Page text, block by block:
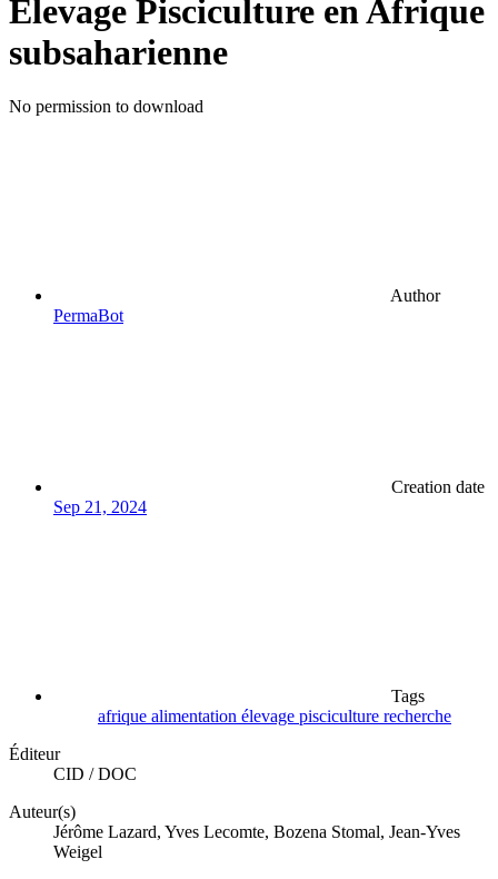
Élevage Pisciculture en Afrique
subsaharienne
No permission to download
Author
PermaBot
Creation date
Sep 21, 2024
Tags
afrique alimentation élevage pisciculture recherche
Éditeur
CID / DOC
Auteur(s)
Jérôme Lazard, Yves Lecomte, Bozena Stomal, Jean-Yves
Weigel